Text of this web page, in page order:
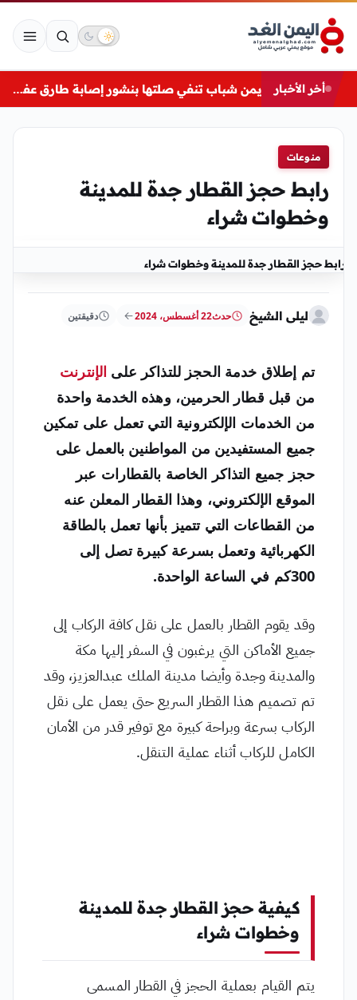
أخر الأخبار يمن شباب تنفي صلتها بنشور إصابة طارق عفاش في المخا
منوعات
رابط حجز القطار جدة للمدينة
وخطوات شراء
رابط حجز القطار جدة للمدينة وخطوات شراء
ليلى الشيخ حدث22 أغسطس، 2024 دقيقتين
تم إطلاق خدمة الحجز للتذاكر على الإنترنت
من قبل قطار الحرمين، وهذه الخدمة واحدة
من الخدمات الإلكترونية التي تعمل على تمكين
جميع المستفيدين من المواطنين بالعمل على
حجز جميع التذاكر الخاصة بالقطارات عبر
الموقع الإلكتروني، وهذا القطار المعلن عنه
من القطاعات التي تتميز بأنها تعمل بالطاقة
الكهربائية وتعمل بسرعة كبيرة تصل إلى
300كم في الساعة الواحدة.
وقد يقوم القطار بالعمل على نقل كافة الركاب إلى
جميع الأماكن التي يرغبون في السفر إليها مكة
والمدينة وجدة وأيضا مدينة الملك عبدالعزيز، وقد
تم تصميم هذا القطار السريع حتى يعمل على نقل
الركاب بسرعة وبراحة كبيرة مع توفير قدر من الأمان
الكامل للركاب أثناء عملية التنقل.
كيفية حجز القطار جدة للمدينة
وخطوات شراء
يتم القيام بعملية الحجز في القطار المسمى